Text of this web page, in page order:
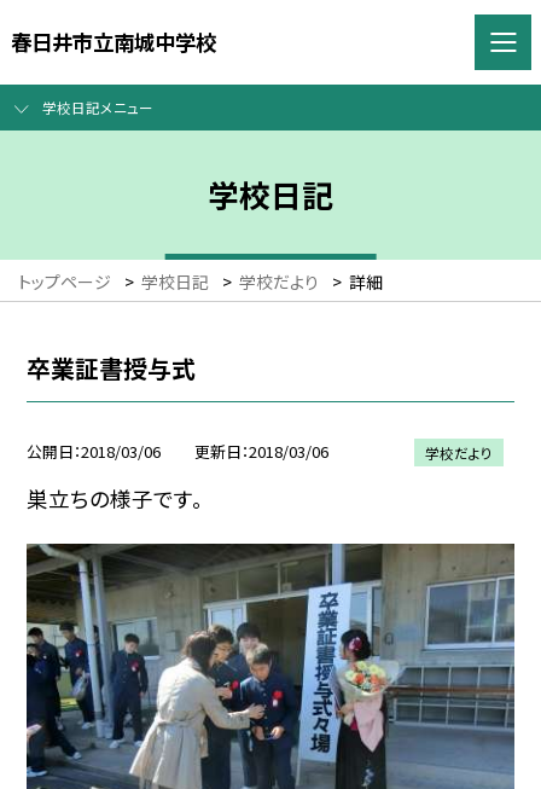
春日井市立南城中学校
学校日記メニュー
学校日記
トップページ > 学校日記 > 学校だより > 詳細
卒業証書授与式
公開日 2018/03/06 更新日 2018/03/06 学校だより
巣立ちの様子です。